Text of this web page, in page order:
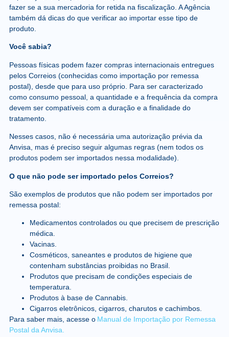
fazer se a sua mercadoria for retida na fiscalização. A Agência
também dá dicas do que verificar ao importar esse tipo de
produto.
Você sabia?
Pessoas físicas podem fazer compras internacionais entregues
pelos Correios (conhecidas como importação por remessa
postal), desde que para uso próprio. Para ser caracterizado
como consumo pessoal, a quantidade e a frequência da compra
devem ser compatíveis com a duração e a finalidade do
tratamento.
Nesses casos, não é necessária uma autorização prévia da
Anvisa, mas é preciso seguir algumas regras (nem todos os
produtos podem ser importados nessa modalidade).
O que não pode ser importado pelos Correios?
São exemplos de produtos que não podem ser importados por
remessa postal:
Medicamentos controlados ou que precisem de prescrição
médica.
Vacinas.
Cosméticos, saneantes e produtos de higiene que
contenham substâncias proibidas no Brasil.
Produtos que precisam de condições especiais de
temperatura.
Produtos à base de Cannabis.
Cigarros eletrônicos, cigarros, charutos e cachimbos.
Para saber mais, acesse o Manual de Importação por Remessa
Postal da Anvisa.